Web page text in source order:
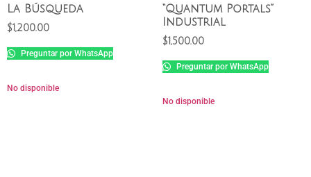
La Búsqueda
$1,200.00
Preguntar por WhatsApp
No disponible
“Quantum Portals”
Industrial
$1,500.00
Preguntar por WhatsApp
No disponible